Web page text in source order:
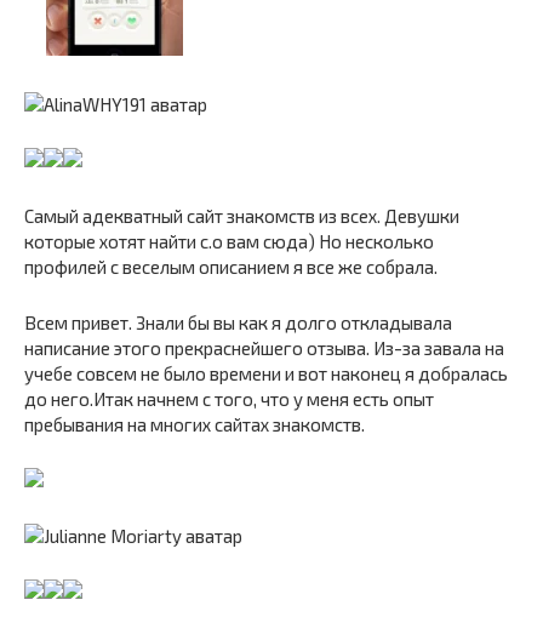
Самый адекватный сайт знакомств из всех. Девушки
которые хотят найти с.о вам сюда) Но несколько
профилей с веселым описанием я все же собрала.
Всем привет. Знали бы вы как я долго откладывала
написание этого прекраснейшего отзыва. Из-за завала на
учебе совсем не было времени и вот наконец я добралась
до него.Итак начнем с того, что у меня есть опыт
пребывания на многих сайтах знакомств.